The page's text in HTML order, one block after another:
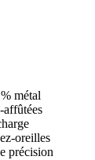
métal
affûtées
oreilles
précision